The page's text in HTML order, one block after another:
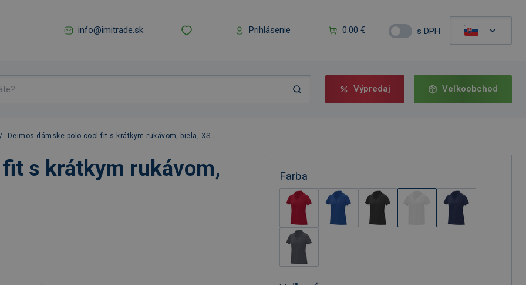
info@imitrade.sk Prihlásenie 0.00 € s DPH
Výpredaj Veľkoobchod
/ Deimos dámske polo cool fit s krátkym rukávom, biela, XS
s krátkym rukávom, Farba